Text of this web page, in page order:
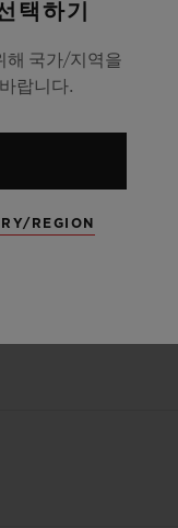
택하기
해 국가/지역을
랍니다.
REGION